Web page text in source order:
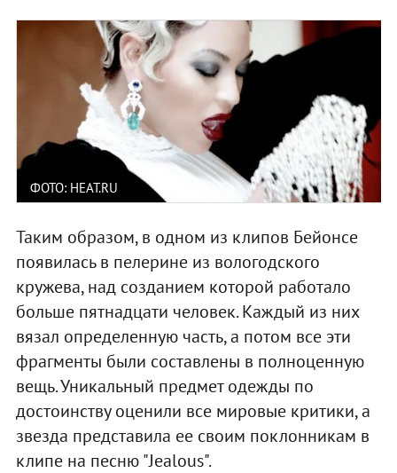
ФОТО: HEAT.RU
Таким образом, в одном из клипов Бейонсе
появилась в пелерине из вологодского
кружева, над созданием которой работало
больше пятнадцати человек. Каждый из них
вязал определенную часть, а потом все эти
фрагменты были составлены в полноценную
вещь. Уникальный предмет одежды по
достоинству оценили все мировые критики, а
звезда представила ее своим поклонникам в
клипе на песню "Jealous".